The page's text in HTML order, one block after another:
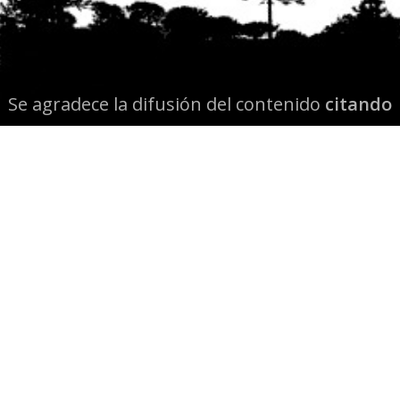
Se agradece la difusión del contenido citando
la fuente www.mapuexpress.org